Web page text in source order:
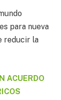
para nueva
reducir la
ACUERDO